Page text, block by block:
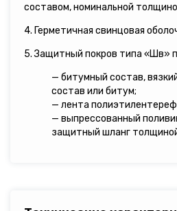
составом, номинальной
4. Герметичная свинцовая
5. Защитный покров типа «Шв»
— битумный состав,
состав или битум;
— лента
— выпрессованный
защитный шланг